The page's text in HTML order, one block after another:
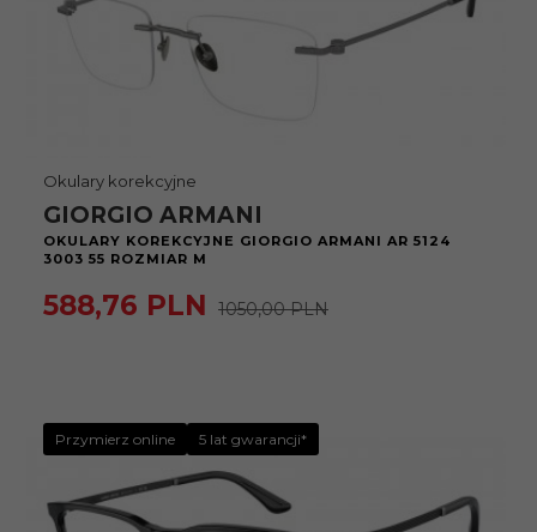
Okulary korekcyjne
GIORGIO ARMANI
OKULARY KOREKCYJNE GIORGIO ARMANI AR 5124
3003 55 ROZMIAR M
588,76 PLN 1050,00 PLN
Przymierz online 5 lat gwarancji*